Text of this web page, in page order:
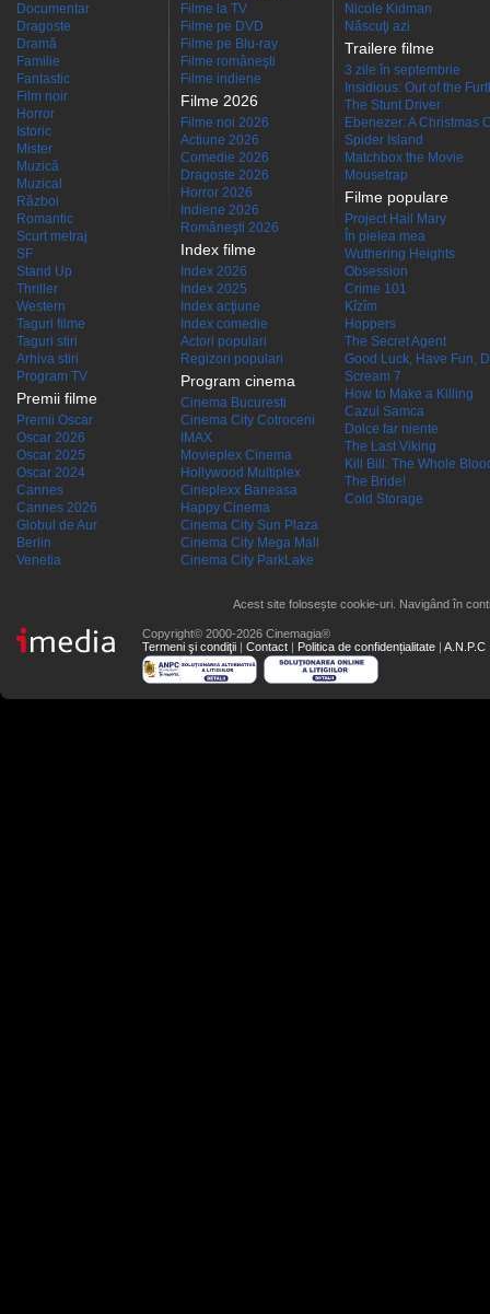
Documentar
Dragoste
Dramă
Familie
Fantastic
Film noir
Horror
Istoric
Mister
Muzică
Muzical
Război
Romantic
Scurt metraj
SF
Stand Up
Thriller
Western
Taguri filme
Taguri stiri
Arhiva stiri
Program TV
Premii filme
Premii Oscar
Oscar 2026
Oscar 2025
Oscar 2024
Cannes
Cannes 2026
Globul de Aur
Berlin
Venetia
Filme la TV
Filme pe DVD
Filme pe Blu-ray
Filme româneşti
Filme indiene
Filme 2026
Filme noi 2026
Actiune 2026
Comedie 2026
Dragoste 2026
Horror 2026
Indiene 2026
Româneşti 2026
Index filme
Index 2026
Index 2025
Index acţiune
Index comedie
Actori populari
Regizori populari
Program cinema
Cinema Bucuresti
Cinema City Cotroceni
IMAX
Movieplex Cinema
Hollywood Multiplex
Cineplexx Baneasa
Happy Cinema
Cinema City Sun Plaza
Cinema City Mega Mall
Cinema City ParkLake
Nicole Kidman
Născuţi azi
Trailere filme
3 zile în septembrie
Insidious: Out of the
The Stunt Driver
Ebenezer: A Christmas
Spider Island
Matchbox the Movie
Mousetrap
Filme populare
Project Hail Mary
În pielea mea
Wuthering Heights
Obsession
Crime 101
Kîzîm
Hoppers
The Secret Agent
Good Luck, Have Fun,
Scream 7
How to Make a Killing
Cazul Samca
Dolce far niente
The Last Viking
Kill Bill: The Whole
The Bride!
Cold Storage
Acest site folosește cookie-uri. Navigând în
Copyright© 2000-2026 Cinemagia®
Termeni şi condiţii | Contact | Politica de confidențialitate | A.N.P.C